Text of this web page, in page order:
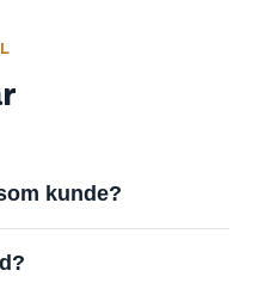
kunde?
av